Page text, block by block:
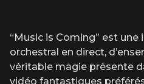
“Music is Coming” est
orchestral en direct,
véritable magie présente
vidéo fantastiques